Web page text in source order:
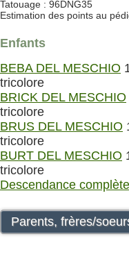
Tatouage : 96DNG35
Estimation des points au
Enfants
BEBA DEL MESCHIO
tricolore
BRICK DEL MESCHIO
tricolore
BRUS DEL MESCHIO
tricolore
BURT DEL MESCHIO
tricolore
Descendance
Parents, frères/